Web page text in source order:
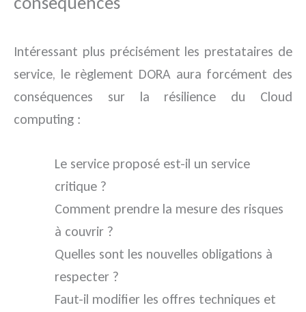
Intéressant plus précisément les prestataires de
service, le règlement DORA aura forcément des
conséquences sur la résilience du Cloud
computing :
Le service proposé est-il un service
critique ?
Comment prendre la mesure des risques
à couvrir ?
Quelles sont les nouvelles obligations à
respecter ?
Faut-il modifier les offres techniques et